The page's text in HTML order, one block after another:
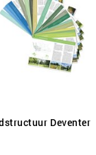
Deventer